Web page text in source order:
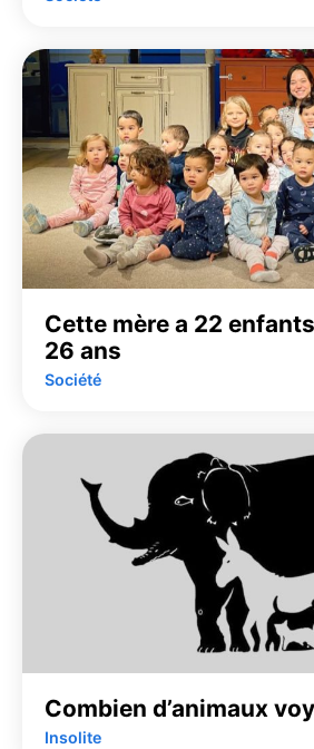
Cette mère a 22 enfants
26 ans
Société
Combien d’animaux
Insolite